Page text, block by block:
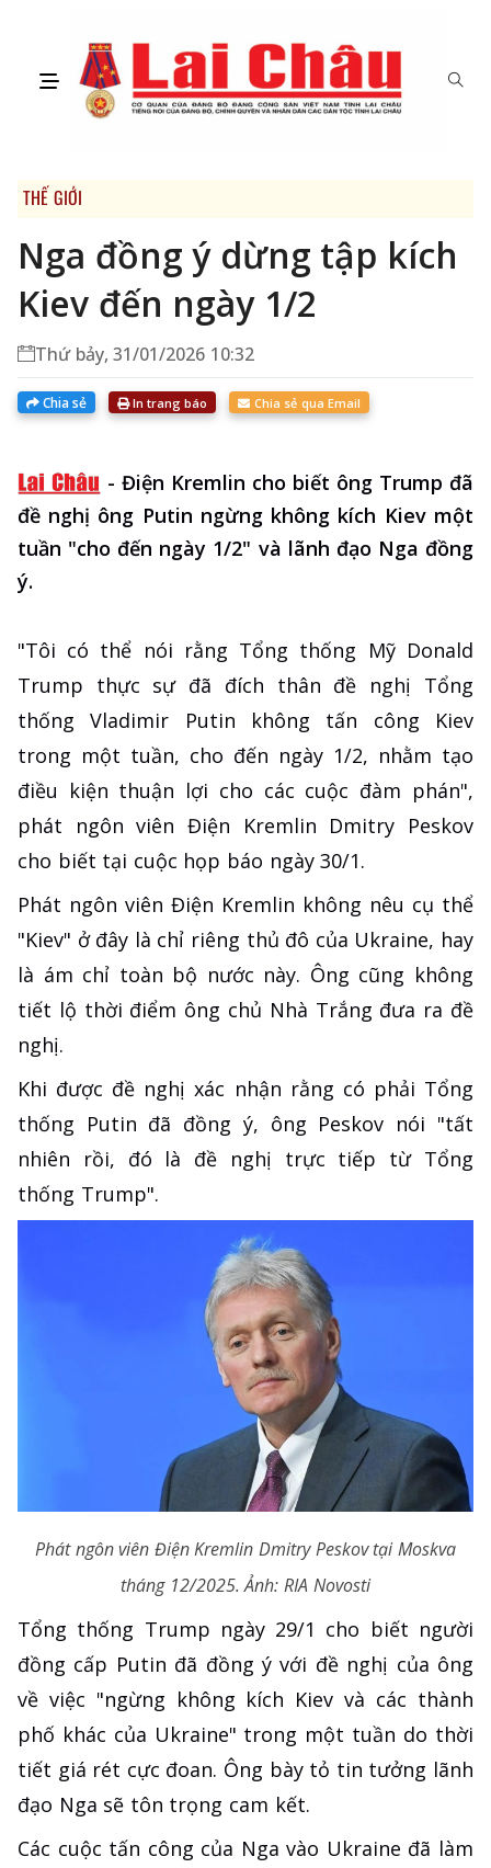
THẾ GIỚI
Nga đồng ý dừng tập kích
Kiev đến ngày 1/2
Thứ bảy, 31/01/2026 10:32
Chia sẻ In trang báo Chia sẻ qua Email
- Điện Kremlin cho biết ông Trump đã
đề nghị ông Putin ngừng không kích Kiev một
tuần "cho đến ngày 1/2" và lãnh đạo Nga đồng
ý.
"Tôi có thể nói rằng Tổng thống Mỹ Donald
Trump thực sự đã đích thân đề nghị Tổng
thống Vladimir Putin không tấn công Kiev
trong một tuần, cho đến ngày 1/2, nhằm tạo
điều kiện thuận lợi cho các cuộc đàm phán",
phát ngôn viên Điện Kremlin Dmitry Peskov
cho biết tại cuộc họp báo ngày 30/1.
Phát ngôn viên Điện Kremlin không nêu cụ thể
"Kiev" ở đây là chỉ riêng thủ đô của Ukraine, hay
là ám chỉ toàn bộ nước này. Ông cũng không
tiết lộ thời điểm ông chủ Nhà Trắng đưa ra đề
nghị.
Khi được đề nghị xác nhận rằng có phải Tổng
thống Putin đã đồng ý, ông Peskov nói "tất
nhiên rồi, đó là đề nghị trực tiếp từ Tổng
thống Trump".
Phát ngôn viên Điện Kremlin Dmitry Peskov tại Moskva
tháng 12/2025. Ảnh: RIA Novosti
Tổng thống Trump ngày 29/1 cho biết người
đồng cấp Putin đã đồng ý với đề nghị của ông
về việc "ngừng không kích Kiev và các thành
phố khác của Ukraine" trong một tuần do thời
tiết giá rét cực đoan. Ông bày tỏ tin tưởng lãnh
đạo Nga sẽ tôn trọng cam kết.
Các cuộc tấn công của Nga vào Ukraine đã làm